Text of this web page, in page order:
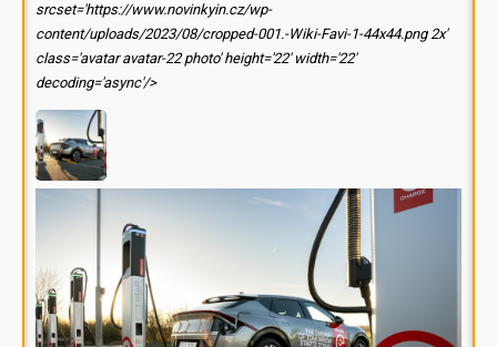
srcset='https://www.novinkyin.cz/wp-
content/uploads/2023/08/cropped-001.-Wiki-Favi-1-44x44.png 2x'
class='avatar avatar-22 photo' height='22' width='22'
decoding='async'/>